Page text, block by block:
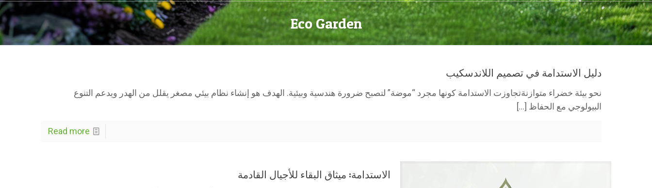
Eco Garden
دليل الاستدامة في تصميم اللاندسكيب
نحو بيئة خضراء متوازنةتجاوزت الاستدامة كونها مجرد “موضة” لتصبح ضرورة هندسية وبيئية. الهدف هو إنشاء نظام بيئي مصغر يقلل من الهدر ويدعم التنوع
البيولوجي مع الحفاظ […]
Read more
الاستدامة: ميثاق البقاء للأجيال القادمة